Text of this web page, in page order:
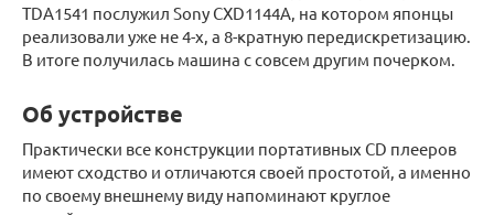
TDA1541 послужил Sony CXD1144A, на котором японцы
реализовали уже не 4-х, а 8-кратную передискретизацию.
В итоге получилась машина с совсем другим почерком.
Об устройстве
Практически все конструкции портативных CD плееров
имеют сходство и отличаются своей простотой, а именно
по своему внешнему виду напоминают круглое